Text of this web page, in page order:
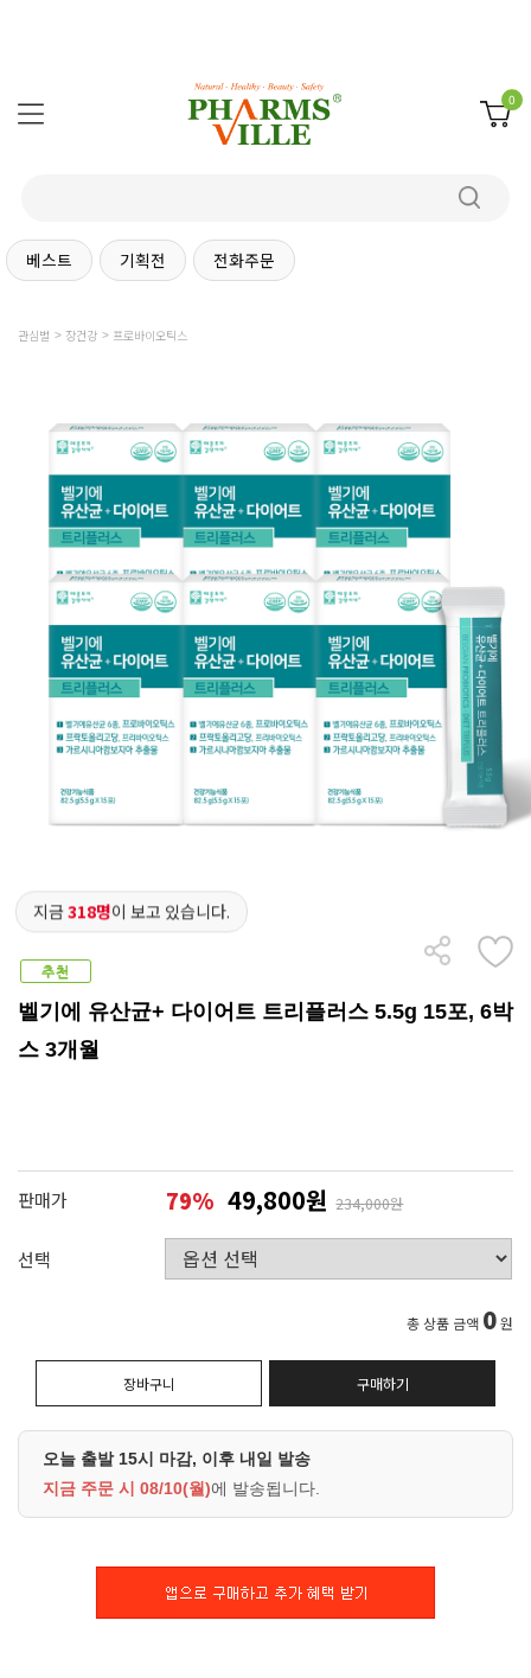
0
베스트 기획전 전화주문
관심별 장건강 프로바이오틱스
지금318명이 보고 있습니다.
벨기에 유산균+ 다이어트 트리플러스 5.5g 15포, 6박
스 3개월
판매가 79% 49,800원 234,000원
선택
총 상품 금액 0원
장바구니 구매하기
오늘 출발 15시 마감, 이후 내일 발송
지금 주문 시 08/10(월)에 발송됩니다.